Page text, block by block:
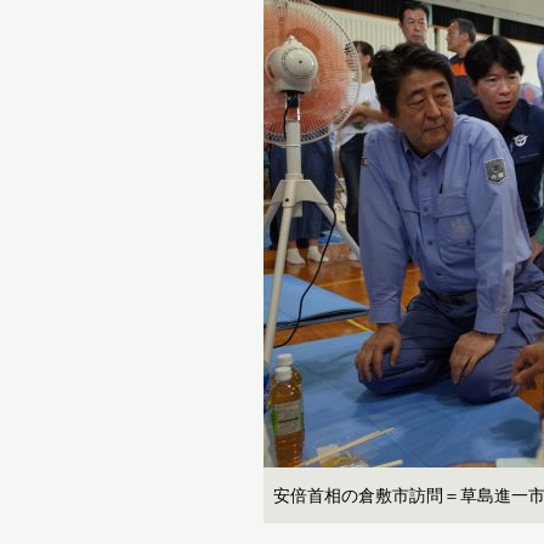
安倍首相の倉敷市訪問＝草島進一